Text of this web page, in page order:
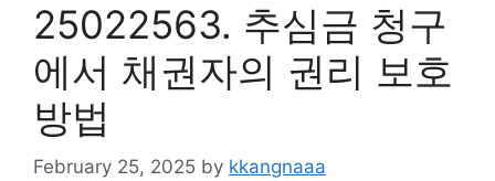
25022563. 추심금 청구
에서 채권자의 권리 보호
방법
February 25, 2025 by kkangnaaa